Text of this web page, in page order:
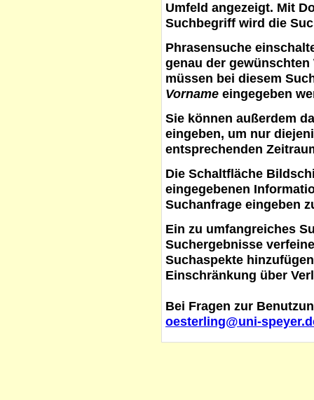
Umfeld angezeigt. Mit
Suchbegriff wird die
Phrasensuche
genau der
müssen bei diesem
Vorname eingegeben
Sie können außerdem
eingeben, um nur
entsprechenden
Die Schaltfläche
eingegebenen
Suchanfrage eingeben
Ein zu umfangreiches
Suchergebnisse
Suchaspekte
Einschränkung über
Bei Fragen zur
oesterling@uni-